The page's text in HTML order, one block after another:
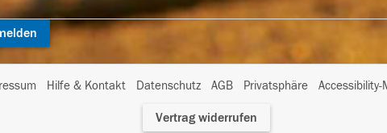
Hilfe & Kontakt Datenschutz AGB Privatsphäre
I
Vertrag widerrufen